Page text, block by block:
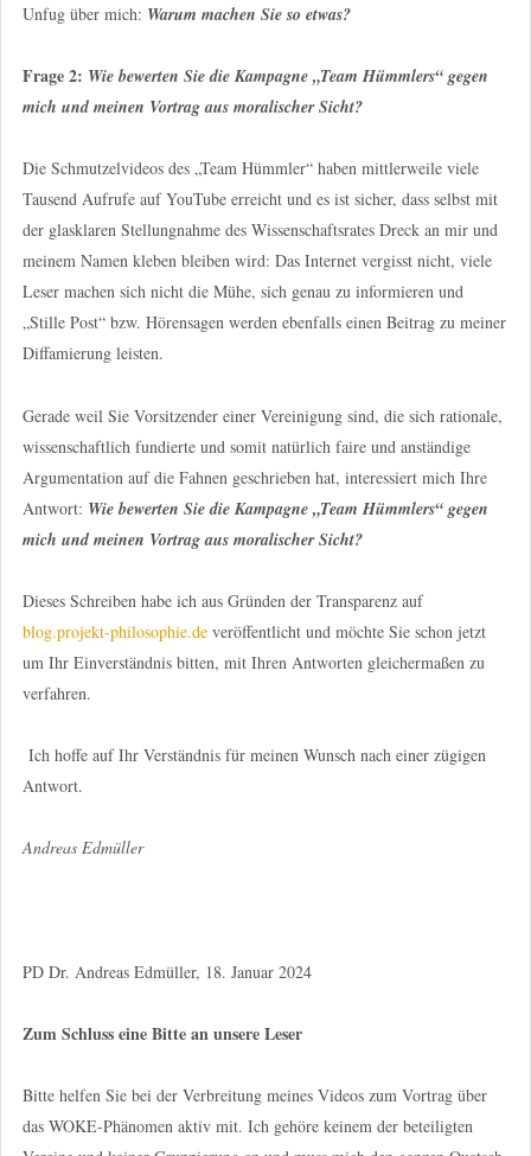
Unfug über mich: Warum machen Sie so etwas?
Frage 2: Wie bewerten Sie die Kampagne „Team Hümmlers“ gegen
mich und meinen Vortrag aus moralischer Sicht?
Die Schmutzelvideos des „Team Hümmler“ haben mittlerweile viele
Tausend Aufrufe auf YouTube erreicht und es ist sicher, dass selbst mit
der glasklaren Stellungnahme des Wissenschaftsrates Dreck an mir und
meinem Namen kleben bleiben wird: Das Internet vergisst nicht, viele
Leser machen sich nicht die Mühe, sich genau zu informieren und
„Stille Post“ bzw. Hörensagen werden ebenfalls einen Beitrag zu meiner
Diffamierung leisten.
Gerade weil Sie Vorsitzender einer Vereinigung sind, die sich rationale,
wissenschaftlich fundierte und somit natürlich faire und anständige
Argumentation auf die Fahnen geschrieben hat, interessiert mich Ihre
Antwort: Wie bewerten Sie die Kampagne „Team Hümmlers“ gegen
mich und meinen Vortrag aus moralischer Sicht?
Dieses Schreiben habe ich aus Gründen der Transparenz auf
blog.projekt-philosophie.deveröffentlicht und möchte Sie schon jetzt
um Ihr Einverständnis bitten, mit Ihren Antworten gleichermaßen zu
verfahren.
Ich hoffe auf Ihr Verständnis für meinen Wunsch nach einer zügigen
Antwort.
Andreas Edmüller
PD Dr. Andreas Edmüller, 18. Januar 2024
Zum Schluss eine Bitte an unsere Leser
Bitte helfen Sie bei der Verbreitung meines Videos zum Vortrag über
das WOKE-Phänomen aktiv mit. Ich gehöre keinem der beteiligten